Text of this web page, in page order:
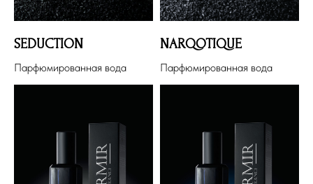
SEDUCTION
Парфюмированная вода
NARQOTIQUE
Парфюмированная вода